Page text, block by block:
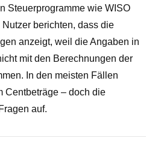
Steuerprogramme wie WISO
berichten, dass die
anzeigt, weil die Angaben in
mit den Berechnungen der
In den meisten Fällen
Centbeträge – doch die
auf.